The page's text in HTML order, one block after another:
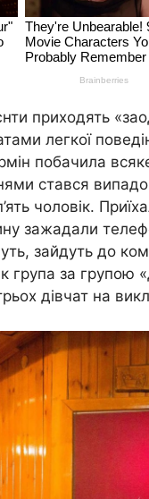
приходять
легкої
побачила
стався
чоловік.
зажадали
зайдуть до
група за групою
дівчат на